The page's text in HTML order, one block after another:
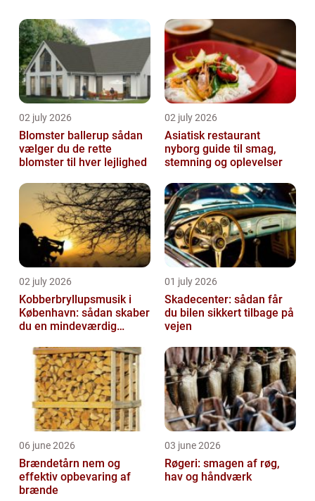
nærmere ind på fordelene ved, at få en...
02 july 2026
Blomster ballerup sådan
vælger du de rette
blomster til hver lejlighed
02 july 2026
Asiatisk restaurant
nyborg guide til smag,
stemning og oplevelser
02 july 2026
Kobberbryllupsmusik i
København: sådan skaber
du en mindeværdig
01 july 2026
Skadecenter: sådan får
du bilen sikkert tilbage på
vejen
06 june 2026
Brændetårn nem og
effektiv opbevaring af
brænde
03 june 2026
Røgeri: smagen af røg,
hav og håndværk